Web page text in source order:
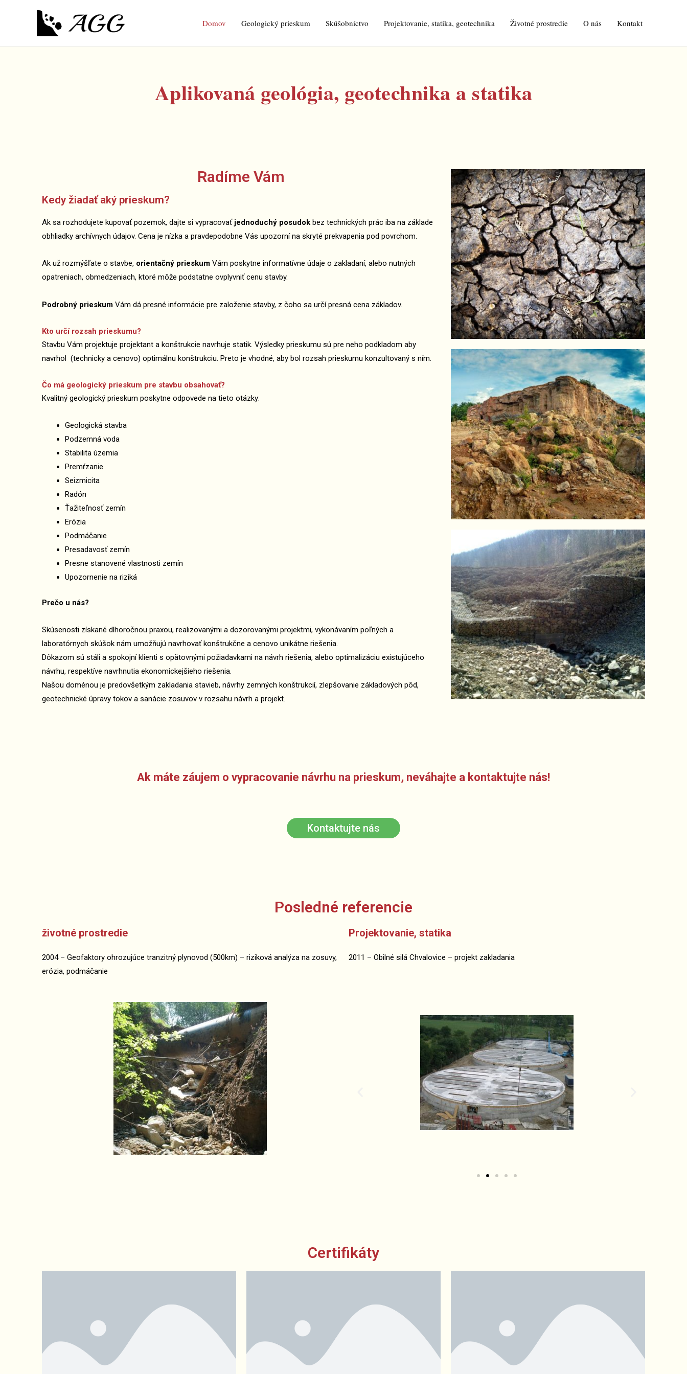
Domov Geologický prieskum Skúšobníctvo Projektovanie, statika, geotechnika Životné prostredie O nás Kontakt
Aplikovaná geológia, geotechnika a statika
Radíme Vám
Kedy žiadať aký prieskum?
Ak sa rozhodujete kupovať pozemok, dajte si vypracovať jednoduchý posudok bez technických prác iba na základe
obhliadky archívnych údajov. Cena je nízka a pravdepodobne Vás upozorní na skryté prekvapenia pod povrchom.
Ak už rozmýšľate o stavbe, orientačný prieskum Vám poskytne informatívne údaje o zakladaní, alebo nutných
opatreniach, obmedzeniach, ktoré môže podstatne ovplyvniť cenu stavby.
Podrobný prieskum Vám dá presné informácie pre založenie stavby, z čoho sa určí presná cena základov.
Kto určí rozsah prieskumu?
Stavbu Vám projektuje projektant a konštrukcie navrhuje statik. Výsledky prieskumu sú pre neho podkladom aby
navrhol (technicky a cenovo) optimálnu konštrukciu. Preto je vhodné, aby bol rozsah prieskumu konzultovaný s ním.
Čo má geologický prieskum pre stavbu obsahovať?
Kvalitný geologický prieskum poskytne odpovede na tieto otázky:
Geologická stavba
Podzemná voda
Stabilita územia
Premŕzanie
Seizmicita
Radón
Ťažiteľnosť zemín
Erózia
Podmáčanie
Presadavosť zemín
Presne stanovené vlastnosti zemín
Upozornenie na riziká
Prečo u nás?
Skúsenosti získané dlhoročnou praxou, realizovanými a dozorovanými projektmi, vykonávaním poľných a
laboratórnych skúšok nám umožňujú navrhovať konštrukčne a cenovo unikátne riešenia.
Dôkazom sú stáli a spokojní klienti s opätovnými požiadavkami na návrh riešenia, alebo optimalizáciu existujúceho
návrhu, respektíve navrhnutia ekonomickejšieho riešenia.
Našou doménou je predovšetkým zakladania stavieb, návrhy zemných konštrukcií, zlepšovanie základových pôd,
geotechnické úpravy tokov a sanácie zosuvov v rozsahu návrh a projekt.
Ak máte záujem o vypracovanie návrhu na prieskum, neváhajte a kontaktujte nás!
Kontaktujte nás
Posledné referencie
životné prostredie
2004 – Geofaktory ohrozujúce tranzitný plynovod (500km) – riziková analýza na zosuvy,
erózia, podmáčanie
Projektovanie, statika
2011 – Obilné silá Chvalovice – projekt zakladania
Certifikáty